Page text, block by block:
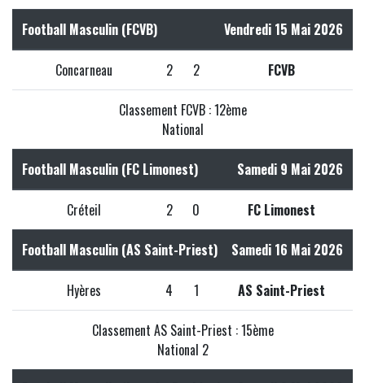
Football Masculin (FCVB) Vendredi 15 Mai 2026
Concarneau 2 2 FCVB
Classement FCVB : 12ème
National
Football Masculin (FC Limonest) Samedi 9 Mai 2026
Créteil 2 0 FC Limonest
Football Masculin (AS Saint-Priest) Samedi 16 Mai 2026
Hyères 4 1 AS Saint-Priest
Classement AS Saint-Priest : 15ème
National 2